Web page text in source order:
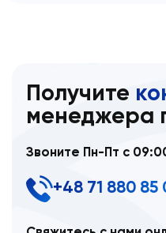
Получите
менеджера
Звоните Пн-Пт с
+48 71 880 85